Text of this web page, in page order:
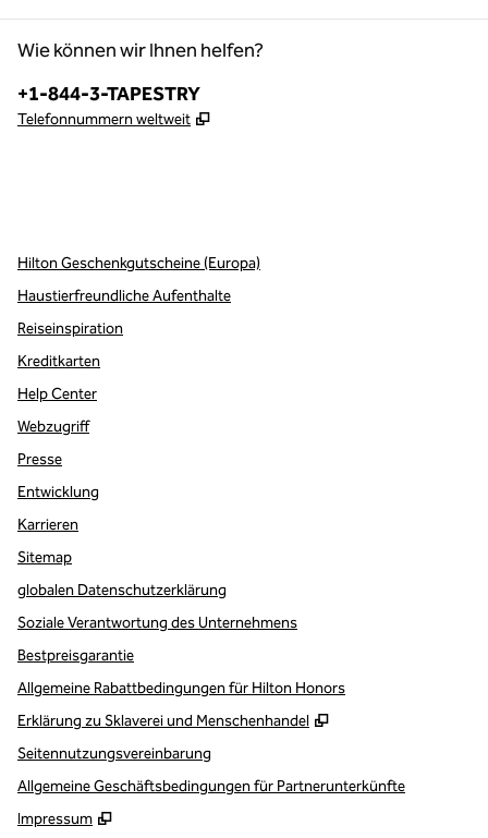
Wie können wir Ihnen helfen?
Telefon:
+1-844-3-TAPESTRY
Telefonnummern weltweit ,
Hilton Geschenkgutscheine (Europa)
Haustierfreundliche Aufenthalte
Reiseinspiration
Kreditkarten
Help Center
Webzugriff
Presse
Entwicklung
Karrieren
Sitemap
globalen Datenschutzerklärung
Soziale Verantwortung des Unternehmens
Bestpreisgarantie
Allgemeine Rabattbedingungen für Hilton Honors
Erklärung zu Sklaverei und Menschenhandel
,
Seitennutzungsvereinbarung
Allgemeine Geschäftsbedingungen für Partnerunterkünfte
Impressum